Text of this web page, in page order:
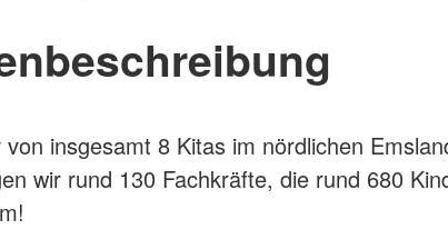
von insgesamt 8 Kitas im nördlichen
wir rund 130 Fachkräfte, die rund 680